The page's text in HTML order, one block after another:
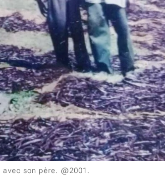
son père. @2001.